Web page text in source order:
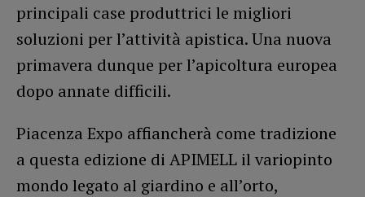
principali case produttrici le migliori
soluzioni per l’attività apistica. Una nuova
primavera dunque per l’apicoltura europea
dopo annate difficili.
Piacenza Expo affiancherà come tradizione
a questa edizione di APIMELL il variopinto
mondo legato al giardino e all’orto,